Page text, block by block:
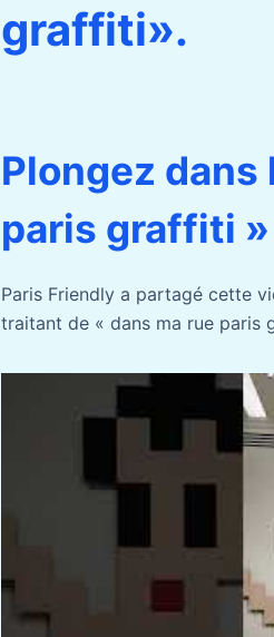
graffiti».
Plongez dans
paris graffiti
Paris Friendly a partagé cette
traitant de « dans ma rue paris